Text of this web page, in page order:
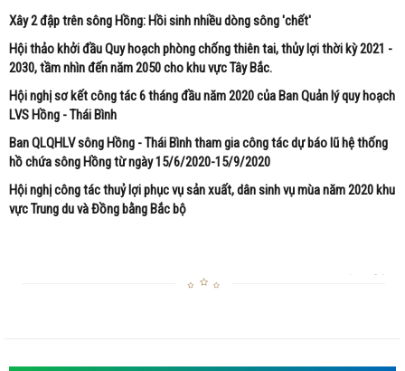
Xây 2 đập trên sông Hồng: Hồi sinh nhiều dòng sông 'chết'
Hội thảo khởi đầu Quy hoạch phòng chống thiên tai, thủy lợi thời kỳ 2021 -
2030, tầm nhìn đến năm 2050 cho khu vực Tây Bắc.
Hội nghị sơ kết công tác 6 tháng đầu năm 2020 của Ban Quản lý quy hoạch
LVS Hồng - Thái Bình
Ban QLQHLV sông Hồng - Thái Bình tham gia công tác dự báo lũ hệ thống
hồ chứa sông Hồng từ ngày 15/6/2020-15/9/2020
Hội nghị công tác thuỷ lợi phục vụ sản xuất, dân sinh vụ mùa năm 2020 khu
vực Trung du và Đồng bằng Bắc bộ